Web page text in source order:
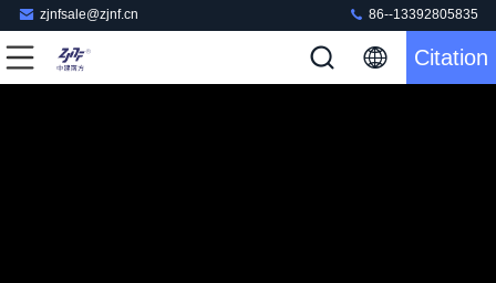
zjnfsale@zjnf.cn 86--13392805835
Citation